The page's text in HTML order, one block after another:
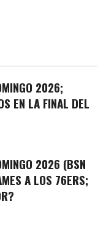
2026;
EN LA FINAL DEL
2026 (BSN
A LOS 76ERS;